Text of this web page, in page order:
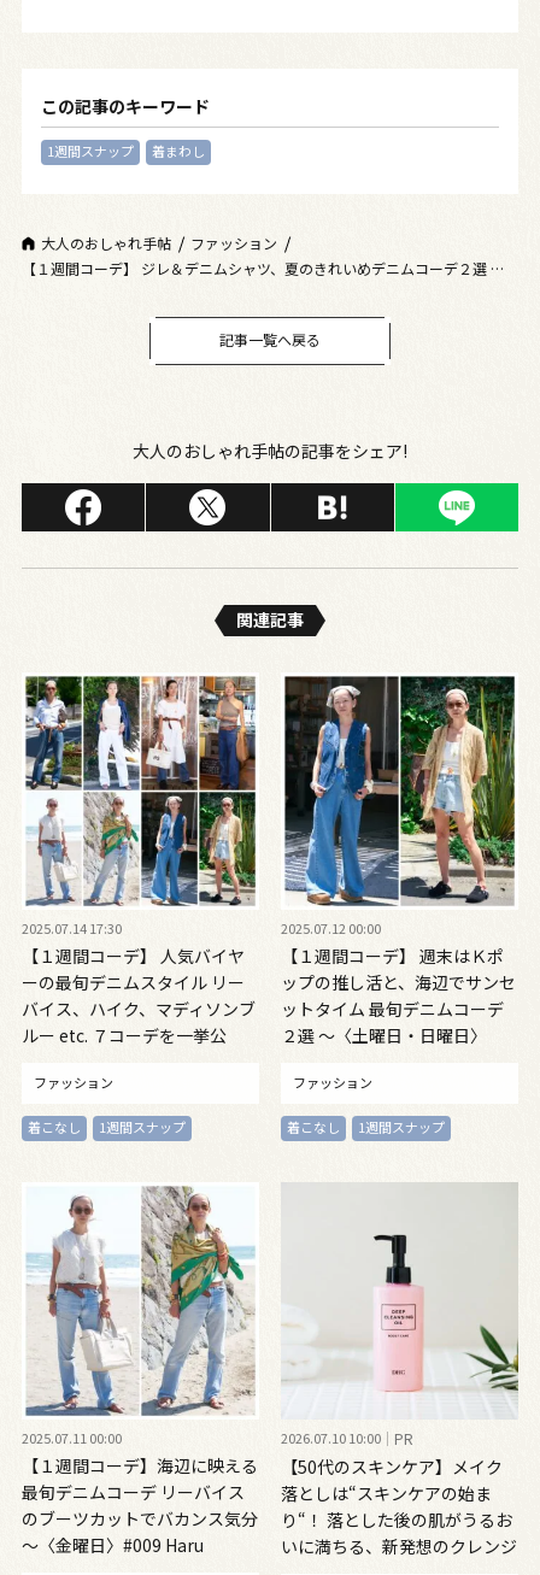
この記事のキーワード
1週間スナップ 着まわし
大人のおしゃれ手帖
ファッション
【１週間コーデ】 ジレ＆デニムシャツ、夏のきれいめデニムコーデ２選 ～
記事一覧へ戻る
大人のおしゃれ手帖の記事をシェア!
関連記事
2025.07.14 17:30
【１週間コーデ】 人気バイヤ
ーの最旬デニムスタイル リー
バイス、ハイク、マディソンブ
ルー etc. ７コーデを一挙公
春 さん～
ファッション
着こなし 1週間スナップ
2025.07.12 00:00
【１週間コーデ】 週末はＫポ
ップの推し活と、海辺でサンセ
ットタイム 最旬デニムコーデ
２選 ～〈土曜日・日曜日〉
ファッション
着こなし 1週間スナップ
2025.07.11 00:00
【１週間コーデ】海辺に映える
最旬デニムコーデ リーバイス
のブーツカットでバカンス気分
～〈金曜日〉#009 Haru
2026.07.10 10:00 PR
【50代のスキンケア】メイク
落としは“スキンケアの始ま
り“！ 落とした後の肌がうるお
いに満ちる、新発想のクレンジ